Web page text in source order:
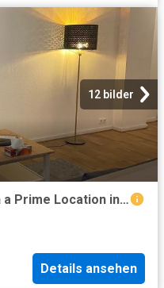
12 bilder
Modern & Cozy Apartment in a Prime Location in Aachen
Details ansehen